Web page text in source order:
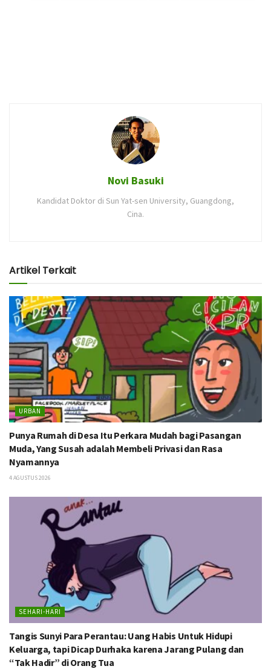
Novi Basuki
Kandidat Doktor di Sun Yat-sen University, Guangdong,
Cina.
Artikel Terkait
URBAN
Punya Rumah di Desa Itu Perkara Mudah bagi Pasangan
Muda, Yang Susah adalah Membeli Privasi dan Rasa
Nyamannya
4 AGUSTUS 2026
SEHARI-HARI
Tangis Sunyi Para Perantau: Uang Habis Untuk Hidupi
Keluarga, tapi Dicap Durhaka karena Jarang Pulang dan
“Tak Hadir” di Orang Tua